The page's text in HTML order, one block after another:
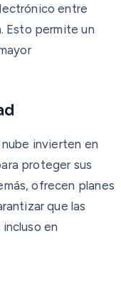
entre
Esto permite un
invierten en
proteger sus
ofrecen planes
que las
en